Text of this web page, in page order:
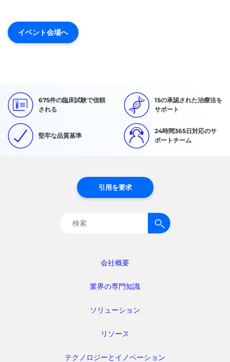
イベント会場へ
675件の臨床試験で信頼
される
15の承認された治療法を
サポート
堅牢な品質基準
24時間365日対応のサ
ポートチーム
会社概要
業界の専門知識
ソリューション
リソース
テクノロジーとイノベーション
引用を要求
検